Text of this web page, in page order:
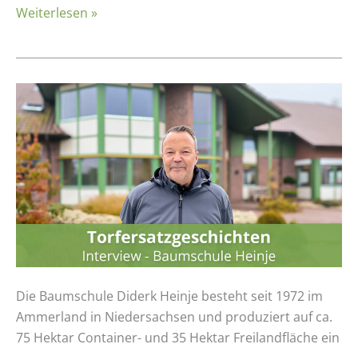
Weiterlesen »
Die Baumschule Diderk Heinje besteht seit 1972 im
Ammerland in Niedersachsen und produziert auf ca.
75 Hektar Container- und 35 Hektar Freilandfläche ein
Videointerview:
Baumschule
Heinje